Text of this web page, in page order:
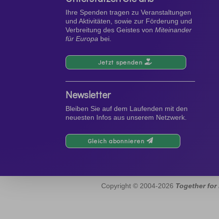
Ihre Spenden tragen zu Veranstaltungen
und Aktivitäten, sowie zur Förderung und
Verbreitung des Geistes vonMiteinander
für Europa bei.
Jetzt spenden
Newsletter
Bleiben Sie auf dem Laufenden mit den
neuesten Infos aus unserem Netzwerk.
Gleich abonnieren
Copyright © 2004-2026 Together for